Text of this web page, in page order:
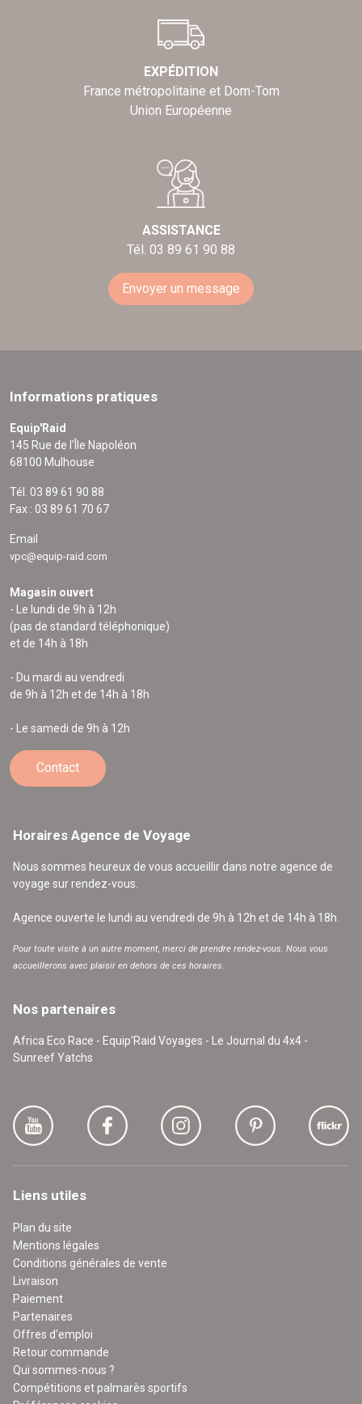
EXPÉDITION
France métropolitaine et Dom-Tom
Union Européenne
ASSISTANCE
Tél. 03 89 61 90 88
Envoyer un message
Informations pratiques
Equip'Raid
145 Rue de l'Île Napoléon
68100 Mulhouse
Tél. 03 89 61 90 88
Fax : 03 89 61 70 67
Email
vpc@equip-raid.com
Magasin ouvert
- Le lundi de 9h à 12h
(pas de standard téléphonique)
et de 14h à 18h
- Du mardi au vendredi
de 9h à 12h et de 14h à 18h
- Le samedi de 9h à 12h
Contact
Horaires Agence de Voyage
Nous sommes heureux de vous accueillir dans notre agence de
voyage sur rendez-vous.
Agence ouverte le lundi au vendredi de 9h à 12h et de 14h à 18h.
Pour toute visite à un autre moment, merci de prendre rendez-vous. Nous vous
accueillerons avec plaisir en dehors de ces horaires.
Nos partenaires
Africa Eco Race - Equip'Raid Voyages - Le Journal du 4x4 -
Sunreef Yatchs
Liens utiles
Plan du site
Mentions légales
Conditions générales de vente
Livraison
Paiement
Partenaires
Offres d'emploi
Retour commande
Qui sommes-nous ?
Compétitions et palmarès sportifs